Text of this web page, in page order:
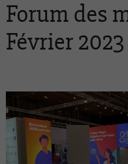
Forum des
Février 2023